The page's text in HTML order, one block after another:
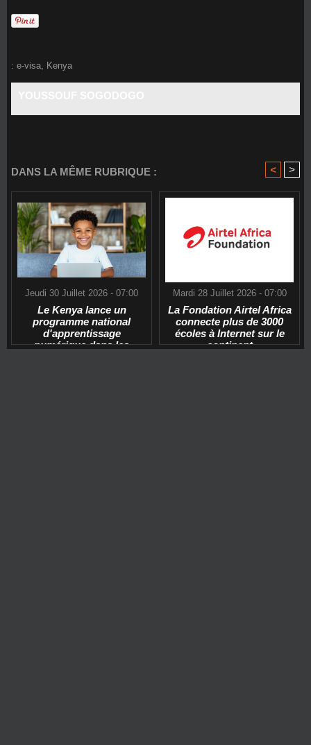
: e-visa, Kenya
DANS LA MÊME RUBRIQUE : < >
Jeudi 30 Juillet 2026 - 07:00
Le Kenya lance un
programme national
d'apprentissage
numérique dans les
Mardi 28 Juillet 2026 - 07:00
La Fondation Airtel Africa
connecte plus de 3000
écoles à Internet sur le
continent